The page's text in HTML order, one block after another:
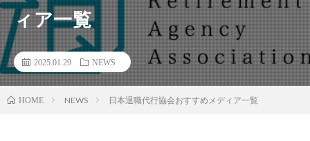
ィア一覧
2025.01.29 NEWS
HOME NEWS 日本退職代行協会おすすめメディア一覧